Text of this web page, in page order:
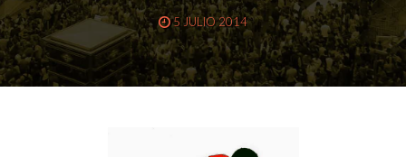
5 JULIO 2014